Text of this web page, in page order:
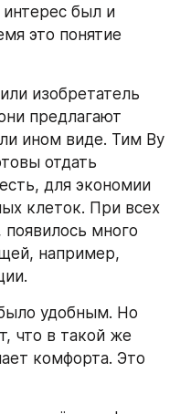
был и
это понятие
изобретатель
предлагают
ином виде. Тим Ву
отдать
для экономии
клеток. При всех
появилось много
например,
удобным. Но
что в такой же
комфорта. Это